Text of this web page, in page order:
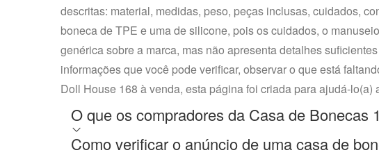
descritas: material, medidas, peso, peças inclusas, cuidados,
boneca de TPE e uma de silicone, pois os cuidados, o
genérica sobre a marca, mas não apresenta detalhes
informações que você pode verificar, observar o que está
Doll House 168 à venda, esta página foi criada para ajudá-lo(a)
O que os compradores da Casa de Bonecas
Como verificar o anúncio de uma casa de